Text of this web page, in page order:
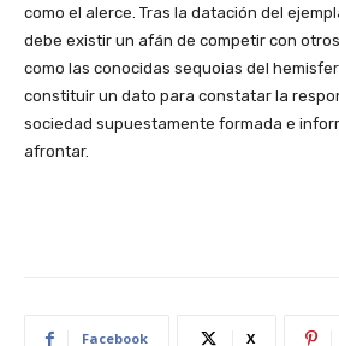
como el alerce. Tras la datación del
debe existir un afán de competir con
como las conocidas sequoias del
constituir un dato para constatar la
sociedad supuestamente formada e
afrontar.
Facebook X